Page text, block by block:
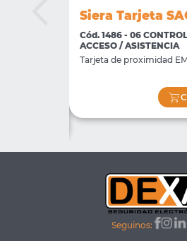
Siera Tarjeta
Cód. 1486 - 06
ACCESO / ASISTENCIA
Tarjeta de proximidad
Seguinos: